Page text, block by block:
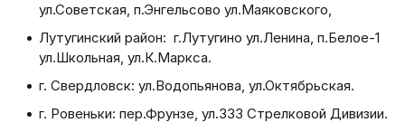
ул.Советская, п.Энгельсово ул.Маяковского,
Лутугинский район: г.Лутугино ул.Ленина, п.Белое-1
ул.Школьная, ул.К.Маркса.
г. Свердловск: ул.Водопьянова, ул.Октябрьская.
г. Ровеньки: пер.Фрунзе, ул.333 Стрелковой Дивизии.